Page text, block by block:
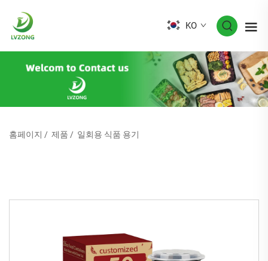
KO
홈페이지 / 제품 / 일회용 식품 용기